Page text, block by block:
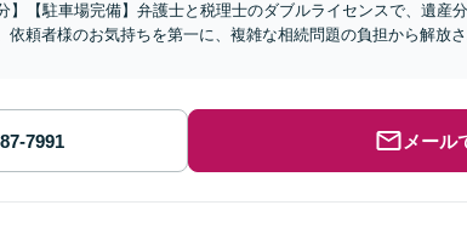
】【駐車場完備】弁護士と税理士のダブルライセンスで、遺産
依頼者様のお気持ちを第一に、複雑な相続問題の負担から解放
メール